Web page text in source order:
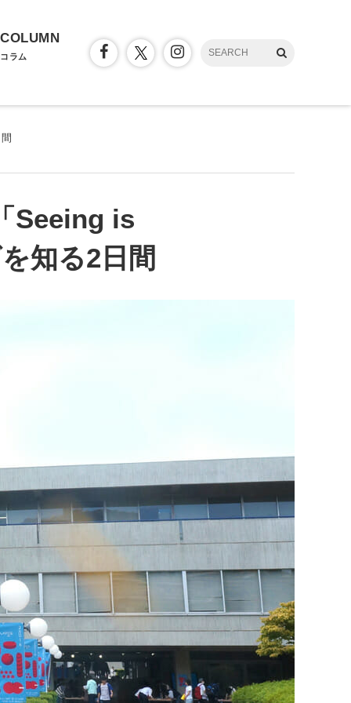
COLUMN
コラム
Seeing is
知る2日間